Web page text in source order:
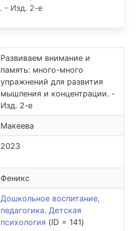
Развиваем внимание и
память: много-много
упражнений для развития
мышления и концентрации. -
Изд. 2-е
Макеева
2023
Феникс
Дошкольное воспитание,
педагогика. Детская
психология (ID = 141)